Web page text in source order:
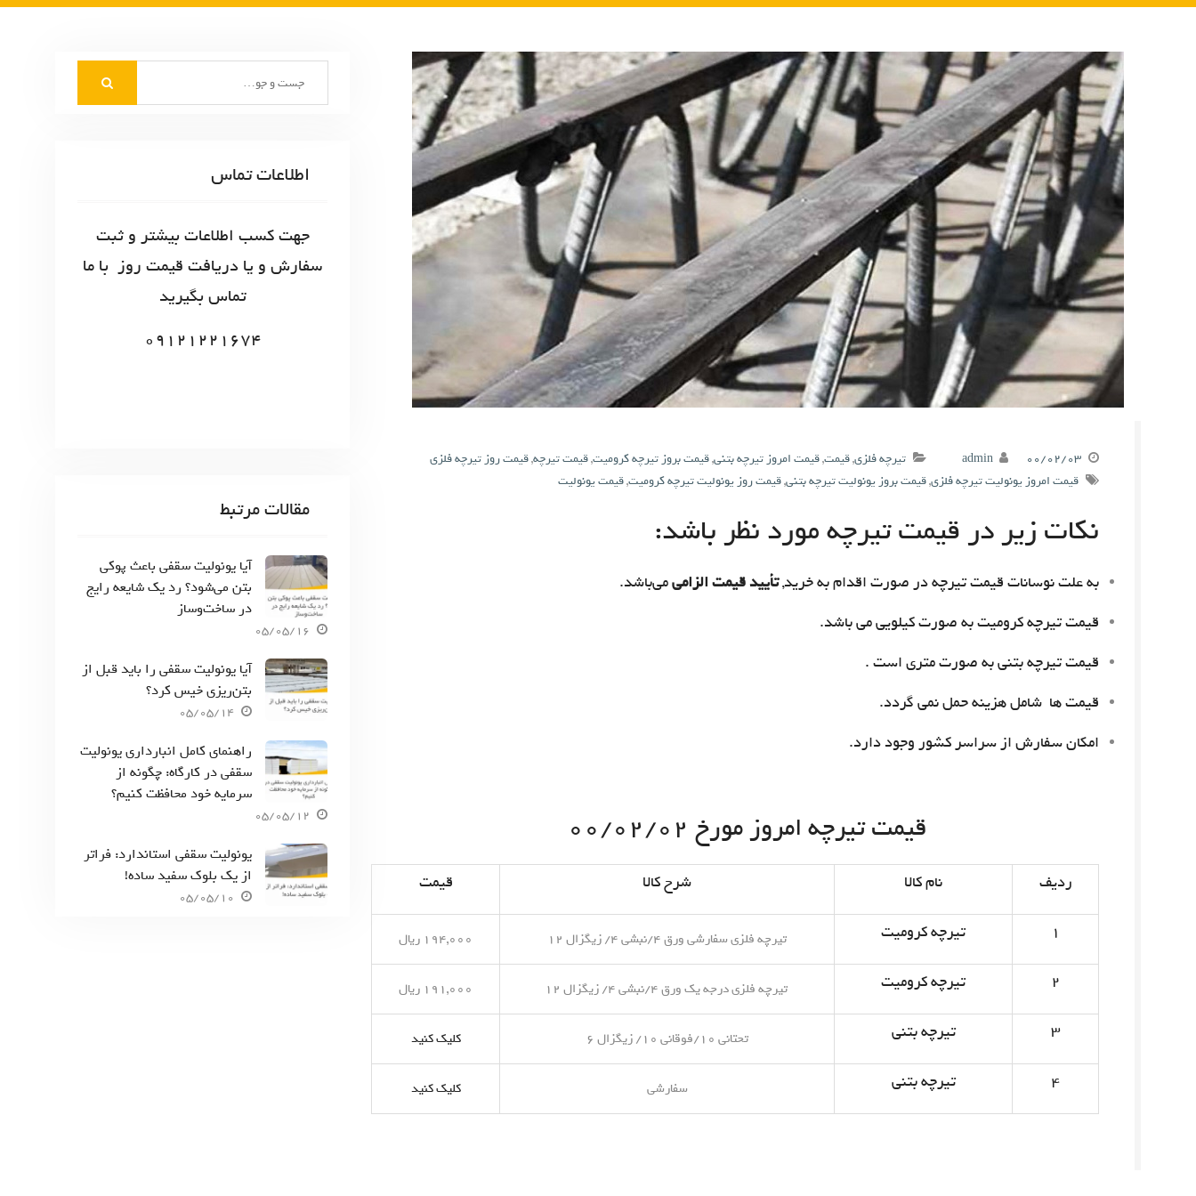
۰۰/۰۲/۰۳ admin تیرچه فلزی,قیمت,قیمت امروز تیرچه بتنی,قیمت بروز تیرچه کرومیت,قیمت تیرچه,قیمت روز تیرچه فلزی
قیمت امروز یونولیت تیرچه فلزی,قیمت بروز یونولیت تیرچه بتنی,قیمت روز یونولیت تیرچه کرومیت,قیمت یونولیت
نکات زیر در قیمت تیرچه مورد نظر باشد:
به علت نوسانات قیمت تیرچه در صورت اقدام به خرید,تأیید قیمت الزامیمی‌باشد.
قیمت تیرچه کرومیت به صورت کیلویی می باشد.
قیمت تیرچه بتنی به صورت متری است .
قیمت ها شامل هزینه حمل نمی گردد.
امکان سفارش از سراسر کشور وجود دارد.
قیمت تیرچه امروز مورخ ۰۰/۰۲/۰۲
ردیف نام کالا شرح کالا قیمت
۱ تیرچه کرومیت تیرچه فلزی سفارشی ورق ۴/نبشی ۴/ زیگزال ۱۲ ۱۹۴,۰۰۰ ریال
۲ تیرچه کرومیت تیرچه فلزی درجه یک ورق ۴/نبشی ۴/ زیگزال ۱۲ ۱۹۱,۰۰۰ ریال
۳ تیرچه بتنی تحتانی ۱۰/فوقانی ۱۰/ زیگزال ۶ کلیک کنید
۴ تیرچه بتنی سفارشی کلیک کنید
اطلاعات تماس
جهت کسب اطلاعات بیشتر و ثبت
سفارش و یا دریافت قیمت روز با ما
تماس بگیرید
09121221674
مقالات مرتبط
آیا یونولیت سقفی باعث پوکی
بتن می‌شود؟ رد یک شایعه رایج
در ساخت‌وساز
05/05/16
آیا یونولیت سقفی را باید قبل از
بتن‌ریزی خیس کرد؟
05/05/14
راهنمای کامل انبارداری یونولیت
سقفی در کارگاه: چگونه از
سرمایه خود محافظت کنیم؟
05/05/12
یونولیت سقفی استاندارد: فراتر
از یک بلوک سفید ساده!
05/05/10